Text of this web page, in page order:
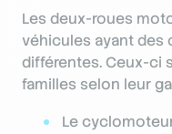
Les deux-roues
véhicules ayant des
différentes. Ceux-ci
familles selon leur
Le